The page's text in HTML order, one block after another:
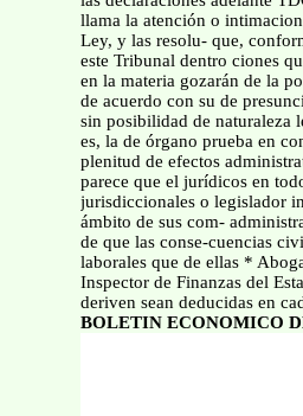
llama la atención o
Ley, y las resolu- que,
este Tribunal dentro ciones
en la materia gozarán de la
de acuerdo con su de
sin posibilidad de naturaleza
es, la de órgano prueba en
plenitud de efectos
parece que el jurídicos en
jurisdiccionales o legislador
ámbito de sus com-
de que las conse-cuencias
laborales que de ellas *
Inspector de Finanzas del
deriven sean deducidas en
BOLETIN ECONOMICO